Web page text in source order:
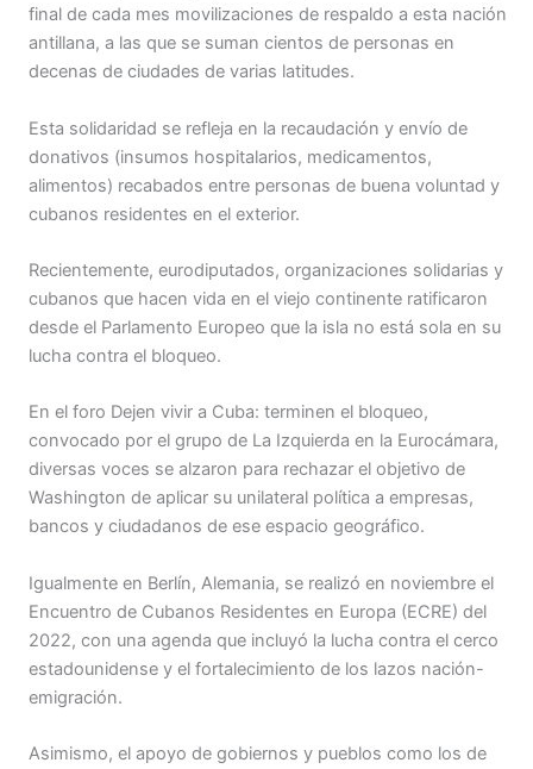
final de cada mes movilizaciones de respaldo a esta nación
antillana, a las que se suman cientos de personas en
decenas de ciudades de varias latitudes.
Esta solidaridad se refleja en la recaudación y envío de
donativos (insumos hospitalarios, medicamentos,
alimentos) recabados entre personas de buena voluntad y
cubanos residentes en el exterior.
Recientemente, eurodiputados, organizaciones solidarias y
cubanos que hacen vida en el viejo continente ratificaron
desde el Parlamento Europeo que la isla no está sola en su
lucha contra el bloqueo.
En el foro Dejen vivir a Cuba: terminen el bloqueo,
convocado por el grupo de La Izquierda en la Eurocámara,
diversas voces se alzaron para rechazar el objetivo de
Washington de aplicar su unilateral política a empresas,
bancos y ciudadanos de ese espacio geográfico.
Igualmente en Berlín, Alemania, se realizó en noviembre el
Encuentro de Cubanos Residentes en Europa (ECRE) del
2022, con una agenda que incluyó la lucha contra el cerco
estadounidense y el fortalecimiento de los lazos nación-
emigración.
Asimismo, el apoyo de gobiernos y pueblos como los de